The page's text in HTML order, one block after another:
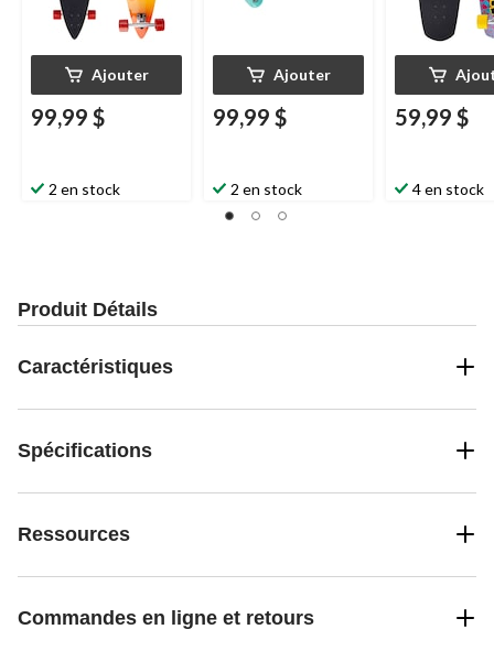
Ajouter
99,99 $
2 en stock
Ajouter
99,99 $
2 en stock
59,99 $
4 en stock
Produit Détails
Caractéristiques
Spécifications
Ressources
Commandes en ligne et retours